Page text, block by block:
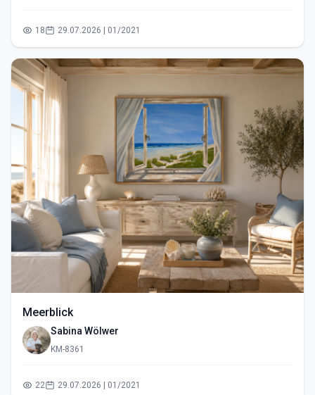
18 29.07.2026 | 01/2021
Meerblick
Sabina Wölwer
KM-8361
22 29.07.2026 | 01/2021